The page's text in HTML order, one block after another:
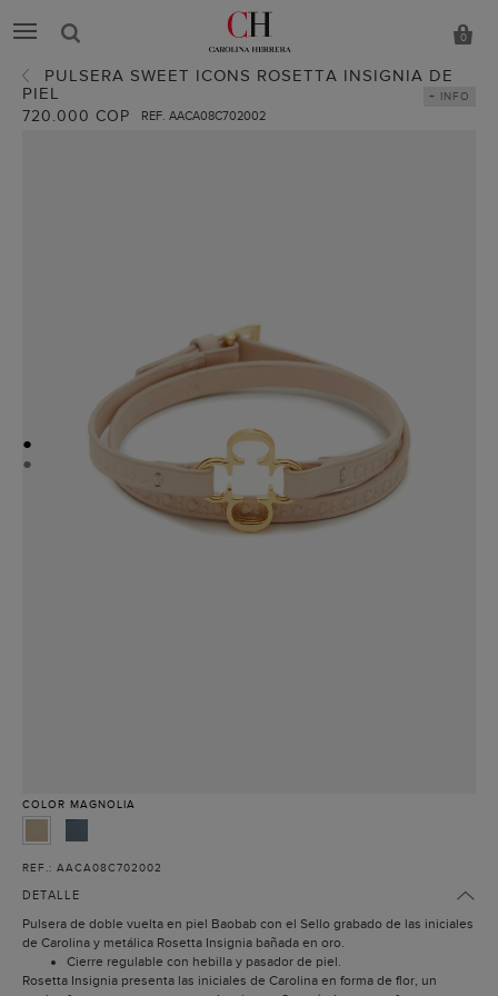
0
PULSERA SWEET ICONS ROSETTA INSIGNIA DE
PIEL
720.000 COP REF. AACA08C702002
+ INFO
●
●
COLOR MAGNOLIA
REF.: AACA08C702002
DETALLE
Pulsera de doble vuelta en piel Baobab con el Sello grabado de las iniciales
de Carolina y metálica Rosetta Insignia bañada en oro.
Cierre regulable con hebilla y pasador de piel.
Rosetta Insignia presenta las iniciales de Carolina en forma de flor, un